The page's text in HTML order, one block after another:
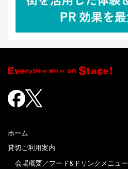
ホーム
貸切ご利用案内
会場概要
フード&ドリンクメニュー